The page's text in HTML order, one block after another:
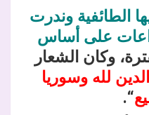
الطائفية وندرت
على أساس
وكان الشعار
الدين لله وسوريا
“.